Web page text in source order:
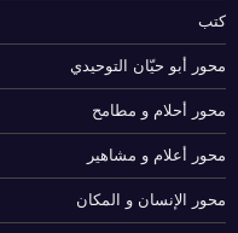
كتب
محور أبو حيّان التوحيدي
محور أحلام و مطامح
محور أعلام و مشاهير
محور الإنسان و المكان